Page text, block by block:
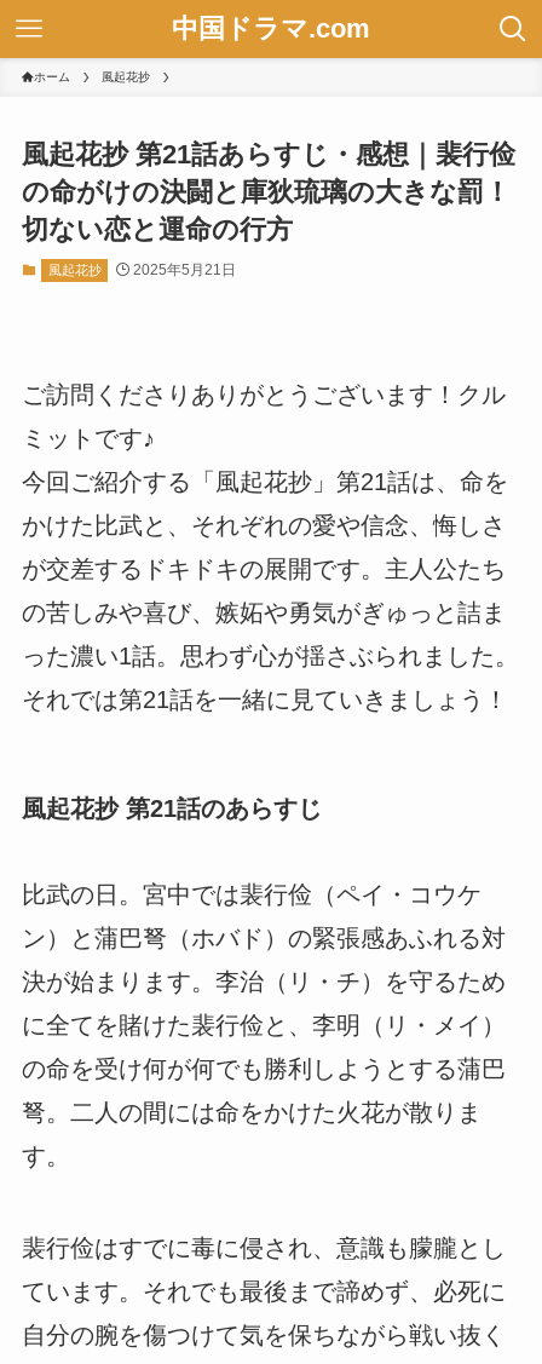
中国ドラマ.com
ホーム 風起花抄
風起花抄 第21話あらすじ・感想｜裴行俭
の命がけの決闘と庫狄琉璃の大きな罰！
切ない恋と運命の行方
風起花抄 2025年5月21日
ご訪問くださりありがとうございます！クル
ミットです♪
今回ご紹介する「風起花抄」第21話は、命を
かけた比武と、それぞれの愛や信念、悔しさ
が交差するドキドキの展開です。主人公たち
の苦しみや喜び、嫉妬や勇気がぎゅっと詰ま
った濃い1話。思わず心が揺さぶられました。
それでは第21話を一緒に見ていきましょう！
風起花抄 第21話のあらすじ
比武の日。宮中では裴行俭（ペイ・コウケ
ン）と蒲巴弩（ホバド）の緊張感あふれる対
決が始まります。李治（リ・チ）を守るため
に全てを賭けた裴行俭と、李明（リ・メイ）
の命を受け何が何でも勝利しようとする蒲巴
弩。二人の間には命をかけた火花が散りま
す。
裴行俭はすでに毒に侵され、意識も朦朧とし
ています。それでも最後まで諦めず、必死に
自分の腕を傷つけて気を保ちながら戦い抜く